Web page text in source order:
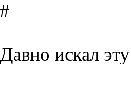
#
Давно искал